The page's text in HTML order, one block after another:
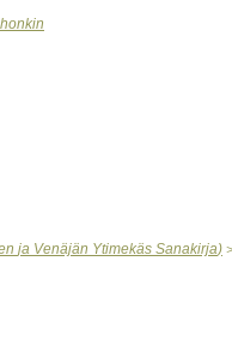
ja Venäjän Ytimekäs Sanakirja) >